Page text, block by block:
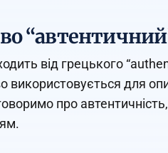
від грецького
використовується для
про